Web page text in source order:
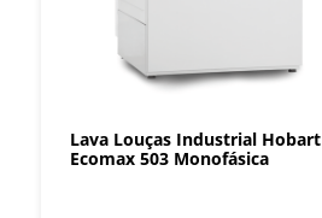
Lava Louças Industrial Hobart
Ecomax 503 Monofásica